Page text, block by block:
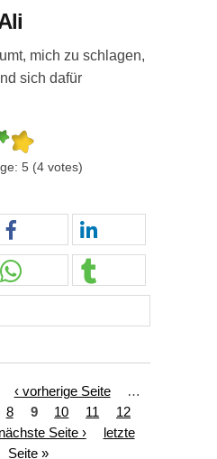
mich zu schlagen,
sich dafür
5 (4 votes)
‹ vorherige Seite
…
8 9 10 11
12
nächste Seite ›
letzte
Seite »